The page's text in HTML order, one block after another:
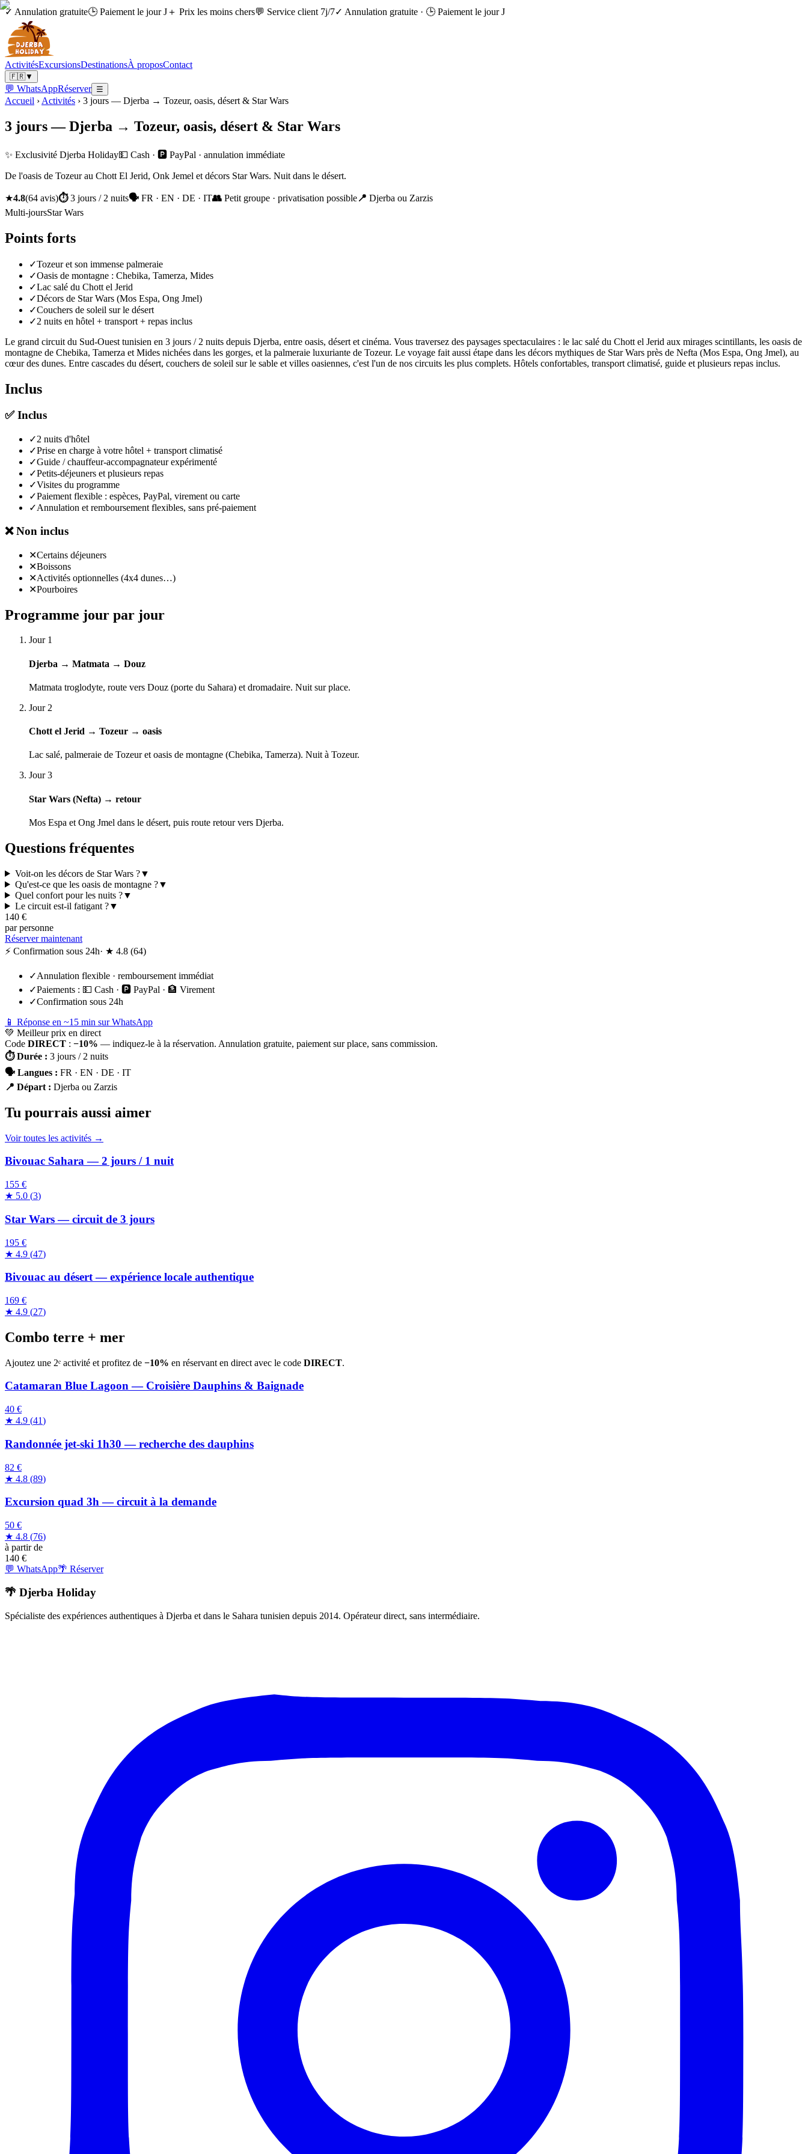
✓ Annulation gratuite🕒 Paiement le jour J＋ Prix les moins chers💬 Service client 7j/7✓ Annulation gratuite · 🕒 Paiement le jour J
ActivitésExcursionsDestinationsÀ proposContact
🇫🇷▼
💬 WhatsAppRéserver ☰
Accueil › Activités › 3 jours — Djerba → Tozeur, oasis, désert & Star Wars
3 jours — Djerba → Tozeur, oasis, désert & Star Wars
✨ Exclusivité Djerba Holiday💵 Cash · 🅿️ PayPal · annulation immédiate
De l'oasis de Tozeur au Chott El Jerid, Onk Jemel et décors Star Wars. Nuit dans le désert.
★4.8(64 avis)⏱ 3 jours / 2 nuits🗣 FR · EN · DE · IT👥 Petit groupe · privatisation possible📍 Djerba ou Zarzis
Multi-joursStar Wars
Points forts
✓Tozeur et son immense palmeraie
✓Oasis de montagne : Chebika, Tamerza, Mides
✓Lac salé du Chott el Jerid
✓Décors de Star Wars (Mos Espa, Ong Jmel)
✓Couchers de soleil sur le désert
✓2 nuits en hôtel + transport + repas inclus
Le grand circuit du Sud-Ouest tunisien en 3 jours / 2 nuits depuis Djerba, entre oasis, désert et cinéma. Vous traversez des paysages spectaculaires : le lac salé du Chott el Jerid aux mirages scintillants, les oasis de
montagne de Chebika, Tamerza et Mides nichées dans les gorges, et la palmeraie luxuriante de Tozeur. Le voyage fait aussi étape dans les décors mythiques de Star Wars près de Nefta (Mos Espa, Ong Jmel), au
cœur des dunes. Entre cascades du désert, couchers de soleil sur le sable et villes oasiennes, c'est l'un de nos circuits les plus complets. Hôtels confortables, transport climatisé, guide et plusieurs repas inclus.
Inclus
✅Inclus
✓2 nuits d'hôtel
✓Prise en charge à votre hôtel + transport climatisé
✓Guide / chauffeur-accompagnateur expérimenté
✓Petits-déjeuners et plusieurs repas
✓Visites du programme
✓Paiement flexible : espèces, PayPal, virement ou carte
✓Annulation et remboursement flexibles, sans pré-paiement
❌Non inclus
✕Certains déjeuners
✕Boissons
✕Activités optionnelles (4x4 dunes…)
✕Pourboires
Programme jour par jour
Jour 1
Djerba → Matmata → Douz
Matmata troglodyte, route vers Douz (porte du Sahara) et dromadaire. Nuit sur place.
Jour 2
Chott el Jerid → Tozeur → oasis
Lac salé, palmeraie de Tozeur et oasis de montagne (Chebika, Tamerza). Nuit à Tozeur.
Jour 3
Star Wars (Nefta) → retour
Mos Espa et Ong Jmel dans le désert, puis route retour vers Djerba.
Questions fréquentes
Voit-on les décors de Star Wars ?▼
Qu'est-ce que les oasis de montagne ?▼
Quel confort pour les nuits ?▼
Le circuit est-il fatigant ?▼
140 €
par personne
Réserver maintenant
⚡ Confirmation sous 24h· ★ 4.8 (64)
✓Annulation flexible · remboursement immédiat
✓Paiements : 💵 Cash · 🅿️ PayPal · 🏦 Virement
✓Confirmation sous 24h
📱 Réponse en ~15 min sur WhatsApp
💚 Meilleur prix en direct
Code DIRECT : −10% — indiquez-le à la réservation. Annulation gratuite, paiement sur place, sans commission.
⏱Durée : 3 jours / 2 nuits
🗣 Langues : FR · EN · DE · IT
📍 Départ : Djerba ou Zarzis
Tu pourrais aussi aimer
Voir toutes les activités →
Bivouac Sahara — 2 jours / 1 nuit
155 €
★ 5.0 (3)
Star Wars — circuit de 3 jours
195 €
★ 4.9 (47)
Bivouac au désert — expérience locale authentique
169 €
★ 4.9 (27)
Combo terre + mer
Ajoutez une 2ᵉ activité et profitez de −10% en réservant en direct avec le code DIRECT.
Catamaran Blue Lagoon — Croisière Dauphins & Baignade
40 €
★ 4.9 (41)
Randonnée jet-ski 1h30 — recherche des dauphins
82 €
★ 4.8 (89)
Excursion quad 3h — circuit à la demande
50 €
★ 4.8 (76)
à partir de
140 €
💬 WhatsApp🌴 Réserver
🌴 Djerba Holiday
Spécialiste des expériences authentiques à Djerba et dans le Sahara tunisien depuis 2014. Opérateur direct, sans intermédiaire.